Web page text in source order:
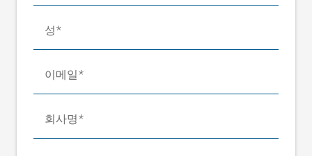
블로워 운전압력
최소 0.1bar; 최대 0.2bar
유지보수 유닛 필터
< 0.01 mg/m³
치수(LxWxH)
ELGUIDER 브로슈어 옵션
성
이메일
회사명